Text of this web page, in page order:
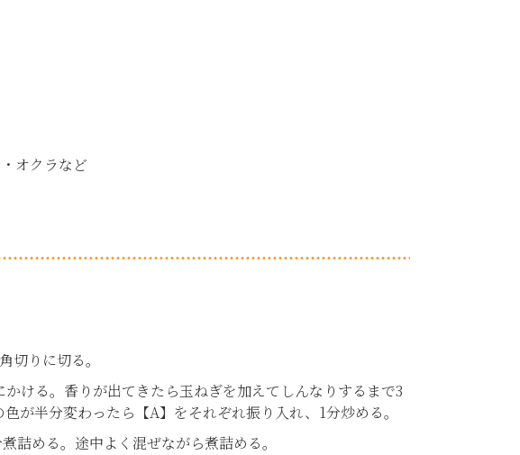
オクラなど
切りに切る。
ける。香りが出てきたら玉ねぎを加えてしんなりするまで3
が半分変わったら【A】をそれぞれ振り入れ、1分炒める。
詰める。途中よく混ぜながら煮詰める。